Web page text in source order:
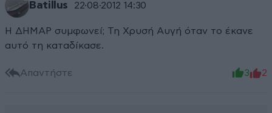
Batillus 22·08·2012 14:30
Η ΔΗΜΑΡ συμφωνεί; Τη Χρυσή Αυγή όταν το έκανε
αυτό τη καταδίκασε.
Απαντήστε 3 2